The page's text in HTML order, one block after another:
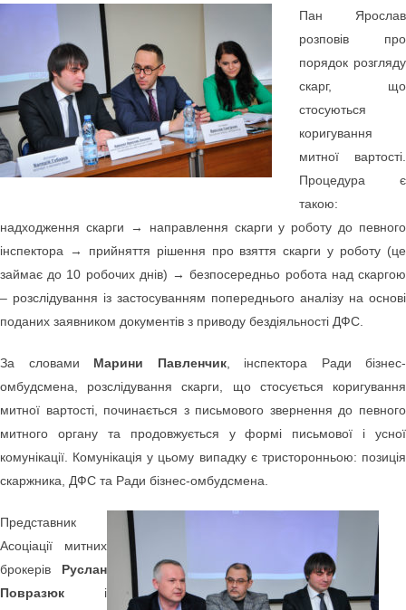
Пан Ярослав
розповів про
порядок розгляду
скарг, що
стосуються
коригування
митної вартості.
Процедура є
такою:
надходження скарги → направлення скарги у роботу до певного
інспектора → прийняття рішення про взяття скарги у роботу (це
займає до 10 робочих днів) → безпосередньо робота над скаргою
– розслідування із застосуванням попереднього аналізу на основі
поданих заявником документів з приводу бездіяльності ДФС.
За словами Марини Павленчик, інспектора Ради бізнес-
омбудсмена, розслідування скарги, що стосується коригування
митної вартості, починається з письмового звернення до певного
митного органу та продовжується у формі письмової і усної
комунікації. Комунікація у цьому випадку є тристоронньою: позиція
скаржника, ДФС та Ради бізнес-омбудсмена.
Представник
Асоціації митних
брокерів Руслан
Повразюк і